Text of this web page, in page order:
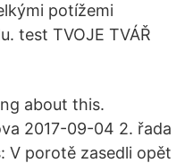
potížemi
test TVOJE TVÁŘ
about this.
2017-09-04 2. řada
V porotě zasedli opět